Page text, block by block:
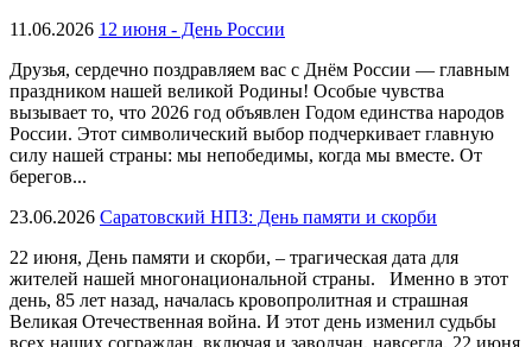
11.06.2026 12 июня - День России
Друзья, сердечно поздравляем вас с Днём России — главным
праздником нашей великой Родины! Особые чувства
вызывает то, что 2026 год объявлен Годом единства народов
России. Этот символический выбор подчеркивает главную
силу нашей страны: мы непобедимы, когда мы вместе. От
берегов...
23.06.2026 Саратовский НПЗ: День памяти и скорби
22 июня, День памяти и скорби, – трагическая дата для
жителей нашей многонациональной страны. Именно в этот
день, 85 лет назад, началась кровопролитная и страшная
Великая Отечественная война. И этот день изменил судьбы
всех наших сограждан, включая и заводчан, навсегда. 22 июня